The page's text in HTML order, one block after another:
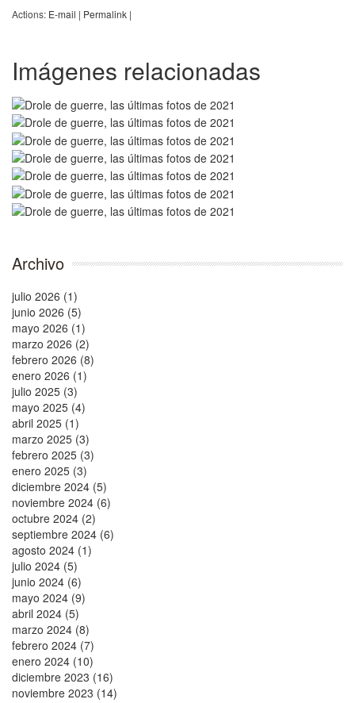
Actions: E-mail | Permalink |
Imágenes relacionadas
Archivo
julio 2026 (1)
junio 2026 (5)
mayo 2026 (1)
marzo 2026 (2)
febrero 2026 (8)
enero 2026 (1)
julio 2025 (3)
mayo 2025 (4)
abril 2025 (1)
marzo 2025 (3)
febrero 2025 (3)
enero 2025 (3)
diciembre 2024 (5)
noviembre 2024 (6)
octubre 2024 (2)
septiembre 2024 (6)
agosto 2024 (1)
julio 2024 (5)
junio 2024 (6)
mayo 2024 (9)
abril 2024 (5)
marzo 2024 (8)
febrero 2024 (7)
enero 2024 (10)
diciembre 2023 (16)
noviembre 2023 (14)